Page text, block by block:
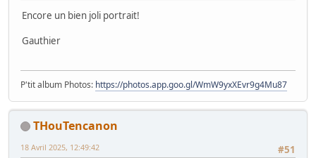
Encore un bien joli portrait!
Gauthier
P'tit album Photos: https://photos.app.goo.gl/WmW9yxXEvr9g4Mu87
THouTencanon
#51
18 Avril 2025, 12:49:42